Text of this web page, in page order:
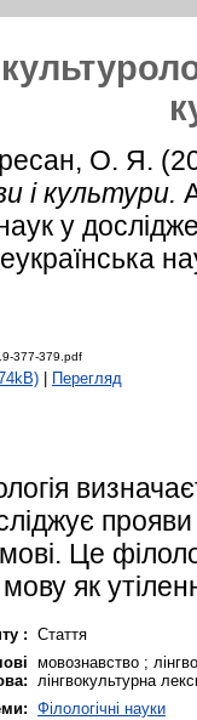
О. Я.
і культури.
у
377-379.pdf
Перегляд
Це
як
: Стаття
мовознавство ;
лінгвокультурна
Філологічні науки